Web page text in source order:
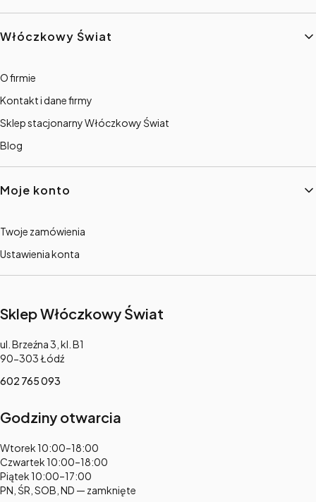
Włóczkowy Świat
O firmie
Kontakt i dane firmy
Sklep stacjonarny Włóczkowy Świat
Blog
Moje konto
Twoje zamówienia
Ustawienia konta
Sklep Włóczkowy Świat
Adres:
ul. Brzeźna 3, kl. B1
90-303 Łódź
602 765 093
Godziny otwarcia
Adres:
Wtorek 10:00–18:00
Czwartek 10:00–18:00
Piątek 10:00–17:00
PN, ŚR, SOB, ND — zamknięte